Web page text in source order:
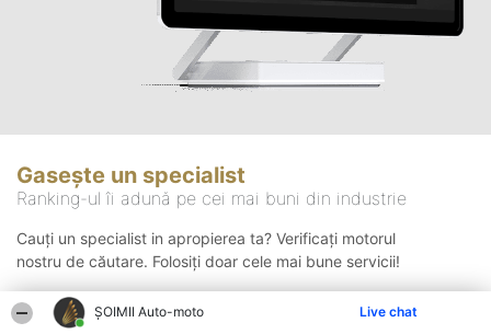
ȘOIMII Auto-moto Live chat
Gasește un specialist
Ranking-ul îi adună pe cei mai buni din industrie
Cauți un specialist in apropierea ta? Verificați motorul
nostru de căutare. Folosiți doar cele mai bune servicii!